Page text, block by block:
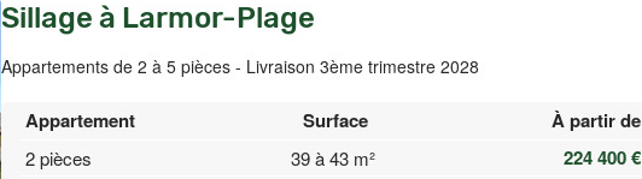
Sillage à Larmor-Plage
Appartements de 2 à 5 pièces - Livraison 3ème trimestre 2028
Appartement Surface À partir de
2 pièces 39 à 43 m² 224 400 €